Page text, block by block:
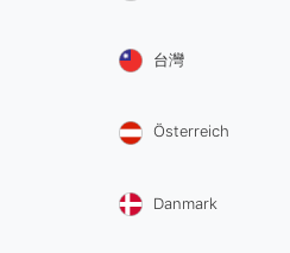
台灣
Österreich
Danmark